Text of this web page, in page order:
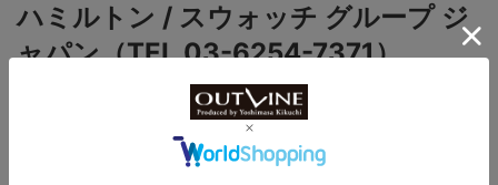
ハミルトン / スウォッチ グループ ジ
ャパン（TEL.03-6254-7371）
https://www.hamiltonwatch.com/ja
-jp/h69449961-khaki-field.html